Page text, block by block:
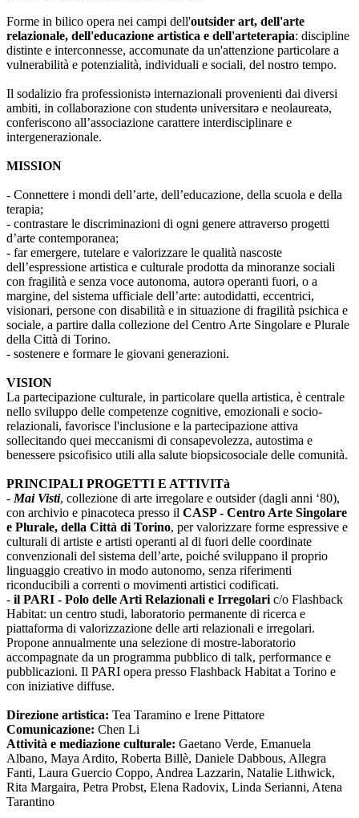
Forme in bilico opera nei campi dell'outsider art, dell'arte
relazionale, dell'educazione artistica e dell'arteterapia: discipline
distinte e interconnesse, accomunate da un'attenzione particolare a
vulnerabilità e potenzialità, individuali e sociali, del nostro tempo.
Il sodalizio fra professionistə internazionali provenienti dai diversi
ambiti, in collaborazione con studentə universitarə e neolaureatə,
conferiscono all’associazione carattere interdisciplinare e
intergenerazionale.
MISSION
- Connettere i mondi dell’arte, dell’educazione, della scuola e della
terapia;
- contrastare le discriminazioni di ogni genere attraverso progetti
d’arte contemporanea;
- far emergere, tutelare e valorizzare le qualità nascoste
dell’espressione artistica e culturale prodotta da minoranze sociali
con fragilità e senza voce autonoma, autorə operanti fuori, o a
margine, del sistema ufficiale dell’arte: autodidatti, eccentrici,
visionari, persone con disabilità e in situazione di fragilità psichica e
sociale, a partire dalla collezione del Centro Arte Singolare e Plurale
della Città di Torino.
- sostenere e formare le giovani generazioni.
VISION
La partecipazione culturale, in particolare quella artistica, è centrale
nello sviluppo delle competenze cognitive, emozionali e socio-
relazionali, favorisce l'inclusione e la partecipazione attiva
sollecitando quei meccanismi di consapevolezza, autostima e
benessere psicofisico utili alla salute biopsicosociale delle comunità.
PRINCIPALI PROGETTI E ATTIVITà
- Mai Visti, collezione di arte irregolare e outsider (dagli anni ‘80),
con archivio e pinacoteca presso il CASP - Centro Arte Singolare
e Plurale, della Città di Torino, per valorizzare forme espressive e
culturali di artiste e artisti operanti al di fuori delle coordinate
convenzionali del sistema dell’arte, poiché sviluppano il proprio
linguaggio creativo in modo autonomo, senza riferimenti
riconducibili a correnti o movimenti artistici codificati.
- il PARI - Polo delle Arti Relazionali e Irregolari c/o Flashback
Habitat: un centro studi, laboratorio permanente di ricerca e
piattaforma di valorizzazione delle arti relazionali e irregolari.
Propone annualmente una selezione di mostre-laboratorio
accompagnate da un programma pubblico di talk, performance e
pubblicazioni. Il PARI opera presso Flashback Habitat a Torino e
con iniziative diffuse.
Direzione artistica: Tea Taramino e Irene Pittatore
Comunicazione: Chen Li
Attività e mediazione culturale: Gaetano Verde, Emanuela
Albano, Maya Ardito, Roberta Billè, Daniele Dabbous, Allegra
Fanti, Laura Guercio Coppo, Andrea Lazzarin, Natalie Lithwick,
Rita Margaira, Petra Probst, Elena Radovix, Linda Serianni, Atena
Tarantino